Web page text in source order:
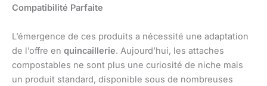
Compatibilité Parfaite
L’émergence de ces produits a nécessité une adaptation
de l’offre en quincaillerie. Aujourd’hui, les attaches
compostables ne sont plus une curiosité de niche mais
un produit standard, disponible sous de nombreuses